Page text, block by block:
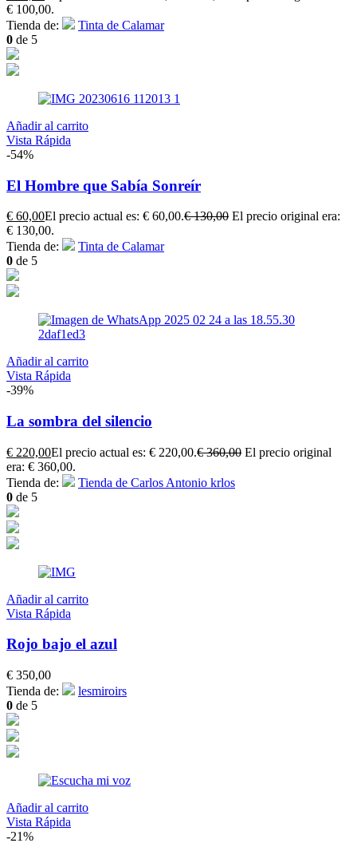
€ 100,00.
Tienda de:
Tinta de Calamar
0 de 5
Añadir al carrito
Vista Rápida
-54%
El Hombre que Sabía Sonreír
€ 60,00El precio actual es: € 60,00.€130,00 El precio original era:
€ 130,00.
Tienda de:
Tinta de Calamar
0 de 5
Añadir al carrito
Vista Rápida
-39%
La sombra del silencio
€ 220,00El precio actual es: € 220,00.€360,00 El precio original
era: € 360,00.
Tienda de:
Tienda de Carlos Antonio krlos
0 de 5
Añadir al carrito
Vista Rápida
Rojo bajo el azul
€ 350,00
Tienda de:
lesmiroirs
0 de 5
Añadir al carrito
Vista Rápida
-21%